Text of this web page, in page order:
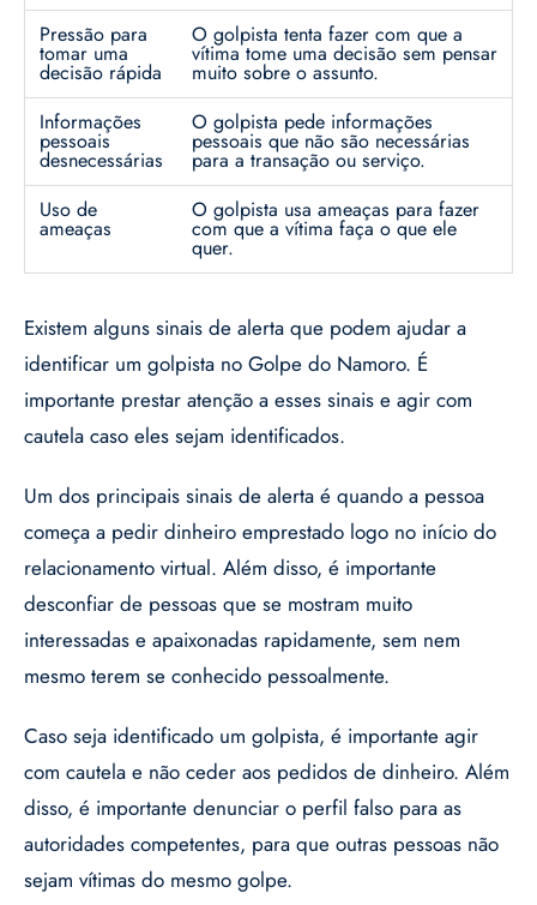
Pressão para
tomar uma
decisão rápida
O golpista tenta fazer com que a
vítima tome uma decisão sem pensar
muito sobre o assunto.
Informações
pessoais
desnecessárias
O golpista pede informações
pessoais que não são necessárias
para a transação ou serviço.
Uso de
ameaças
O golpista usa ameaças para fazer
com que a vítima faça o que ele
quer.
Existem alguns sinais de alerta que podem ajudar a
identificar um golpista no Golpe do Namoro. É
importante prestar atenção a esses sinais e agir com
cautela caso eles sejam identificados.
Um dos principais sinais de alerta é quando a pessoa
começa a pedir dinheiro emprestado logo no início do
relacionamento virtual. Além disso, é importante
desconfiar de pessoas que se mostram muito
interessadas e apaixonadas rapidamente, sem nem
mesmo terem se conhecido pessoalmente.
Caso seja identificado um golpista, é importante agir
com cautela e não ceder aos pedidos de dinheiro. Além
disso, é importante denunciar o perfil falso para as
autoridades competentes, para que outras pessoas não
sejam vítimas do mesmo golpe.